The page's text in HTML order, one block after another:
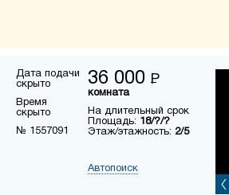
Дата подачи
скрыто
Время
скрыто
№ 1557091
36 000 Р
комната
На длительный срок
Площадь: 18/?/?
Этаж/этажность: 2/5
Автопоиск